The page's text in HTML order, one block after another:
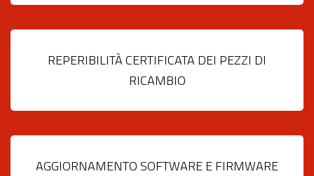
REPERIBILITÀ CERTIFICATA DEI PEZZI DI
RICAMBIO
AGGIORNAMENTO SOFTWARE E FIRMWARE